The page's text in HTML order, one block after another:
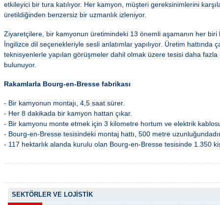
etkileyici bir tura katılıyor. Her kamyon, müşteri gereksinimlerini
üretildiğinden benzersiz bir uzmanlık izleniyor.
Ziyaretçilere, bir kamyonun üretimindeki 13 önemli aşamanın her biri
İngilizce dil seçenekleriyle sesli anlatımlar yapılıyor. Üretim hattında
teknisyenlerle yapılan görüşmeler dahil olmak üzere tesisi daha
bulunuyor.
Rakamlarla Bourg-en-Bresse fabrikası
- Bir kamyonun montajı, 4,5 saat sürer.
- Her 8 dakikada bir kamyon hattan çıkar.
- Bir kamyonu monte etmek için 3 kilometre hortum ve elektrik
- Bourg-en-Bresse tesisindeki montaj hattı, 500 metre
- 117 hektarlık alanda kurulu olan Bourg-en-Bresse tesisinde 1.350
SEKTÖRLER VE LOJİSTİK